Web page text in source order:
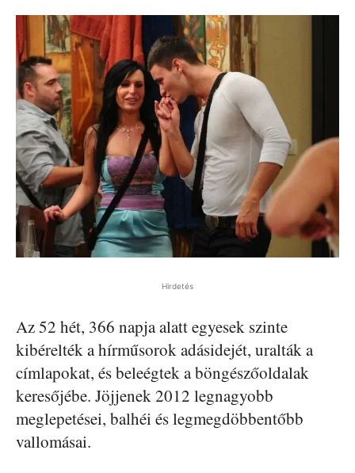
Hirdetés
Az 52 hét, 366 napja alatt egyesek szinte
kibérelték a hírműsorok adásidejét, uralták a
címlapokat, és beleégtek a böngészőoldalak
keresőjébe. Jöjjenek 2012 legnagyobb
meglepetései, balhéi és legmegdöbbentőbb
vallomásai.